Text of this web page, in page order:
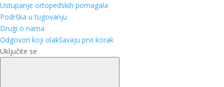
Ustupanje ortopedskih pomagala
Podrška u tugovanju
Drugi o nama
Odgovori koji olakšavaju prvi korak
Uključite se